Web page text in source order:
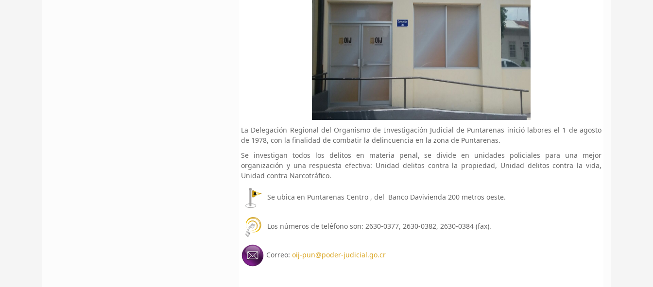
La Delegación Regional del Organismo de Investigación Judicial de Puntarenas inició labores el 1 de agosto
de 1978, con la finalidad de combatir la delincuencia en la zona de Puntarenas.
Se investigan todos los delitos en materia penal, se divide en unidades policiales para una mejor
organización y una respuesta efectiva: Unidad delitos contra la propiedad, Unidad delitos contra la vida,
Unidad contra Narcotráfico.
Se ubica en Puntarenas Centro , del Banco Davivienda 200 metros oeste.
Los números de teléfono son: 2630-0377, 2630-0382, 2630-0384 (fax).
Correo: oij-pun@poder-judicial.go.cr